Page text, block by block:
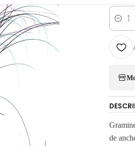
Cantidad
de